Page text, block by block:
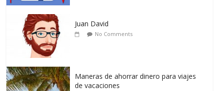
Juan David
No Comments
Maneras de ahorrar dinero para viajes
de vacaciones